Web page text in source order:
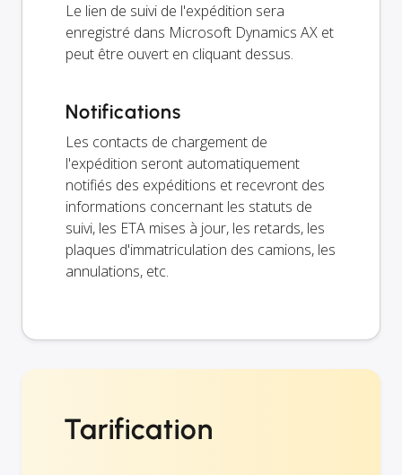
Le lien de suivi de l'expédition sera
enregistré dans Microsoft Dynamics AX et
peut être ouvert en cliquant dessus.
Notifications
Les contacts de chargement de
l'expédition seront automatiquement
notifiés des expéditions et recevront des
informations concernant les statuts de
suivi, les ETA mises à jour, les retards, les
plaques d'immatriculation des camions, les
annulations, etc.
Tarification